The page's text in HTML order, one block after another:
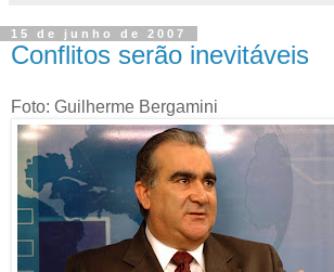
15 de junho de 2007
Conflitos serão inevitáveis
Foto: Guilherme Bergamini